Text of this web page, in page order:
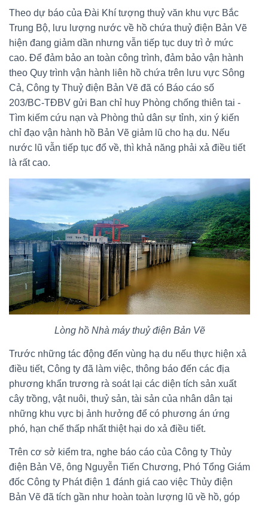
Theo dự báo của Đài Khí tượng thuỷ văn khu vực Bắc
Trung Bộ, lưu lượng nước về hồ chứa thuỷ điện Bản Vẽ
hiện đang giảm dần nhưng vẫn tiếp tục duy trì ở mức
cao. Để đảm bảo an toàn công trình, đảm bảo vận hành
theo Quy trình vận hành liên hồ chứa trên lưu vực Sông
Cả, Công ty Thuỷ điện Bản Vẽ đã có Báo cáo số
203/BC-TĐBV gửi Ban chỉ huy Phòng chống thiên tai -
Tìm kiếm cứu nạn và Phòng thủ dân sự tỉnh, xin ý kiến
chỉ đạo vận hành hồ Bản Vẽ giảm lũ cho hạ du. Nếu
nước lũ vẫn tiếp tục đổ về, thì khả năng phải xả điều tiết
là rất cao.
Lòng hồ Nhà máy thuỷ điện Bản Vẽ
Trước những tác động đến vùng hạ du nếu thực hiện xả
điều tiết, Công ty đã làm việc, thông báo đến các địa
phương khẩn trương rà soát lại các diện tích sản xuất
cây trồng, vật nuôi, thuỷ sản, tài sản của nhân dân tại
những khu vực bị ảnh hưởng để có phương án ứng
phó, hạn chế thấp nhất thiệt hại do xả điều tiết.
Trên cơ sở kiểm tra, nghe báo cáo của Công ty Thủy
điện Bản Vẽ, ông Nguyễn Tiến Chương, Phó Tổng Giám
đốc Công ty Phát điện 1 đánh giá cao việc Thủy điện
Bản Vẽ đã tích gần như hoàn toàn lượng lũ về hồ, góp